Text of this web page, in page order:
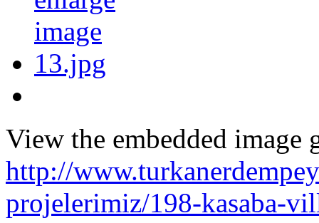
View the embedded image
http://
projelerimiz/198-kasaba-